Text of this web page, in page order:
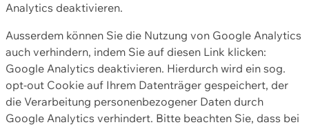
Analytics deaktivieren.
Ausserdem können Sie die Nutzung von Google Analytics
auch verhindern, indem Sie auf diesen Link klicken:
Google Analytics deaktivieren. Hierdurch wird ein sog.
opt-out Cookie auf Ihrem Datenträger gespeichert, der
die Verarbeitung personenbezogener Daten durch
Google Analytics verhindert. Bitte beachten Sie, dass bei